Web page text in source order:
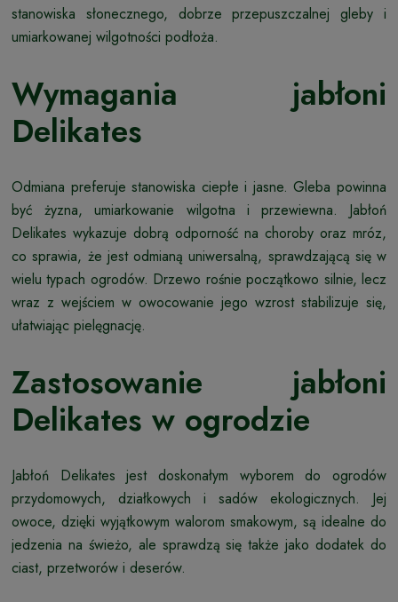
stanowiska słonecznego, dobrze przepuszczalnej gleby i
umiarkowanej wilgotności podłoża.
Wymagania jabłoni
Delikates
Odmiana preferuje stanowiska ciepłe i jasne. Gleba powinna
być żyzna, umiarkowanie wilgotna i przewiewna. Jabłoń
Delikates wykazuje dobrą odporność na choroby oraz mróz,
co sprawia, że jest odmianą uniwersalną, sprawdzającą się w
wielu typach ogrodów. Drzewo rośnie początkowo silnie, lecz
wraz z wejściem w owocowanie jego wzrost stabilizuje się,
ułatwiając pielęgnację.
Zastosowanie jabłoni
Delikates w ogrodzie
Jabłoń Delikates jest doskonałym wyborem do ogrodów
przydomowych, działkowych i sadów ekologicznych. Jej
owoce, dzięki wyjątkowym walorom smakowym, są idealne do
jedzenia na świeżo, ale sprawdzą się także jako dodatek do
ciast, przetworów i deserów.